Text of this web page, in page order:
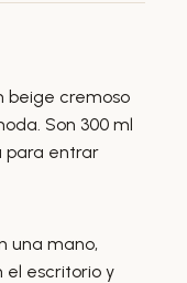
beige cremoso
Son 300 ml
para entrar
una mano,
el escritorio y